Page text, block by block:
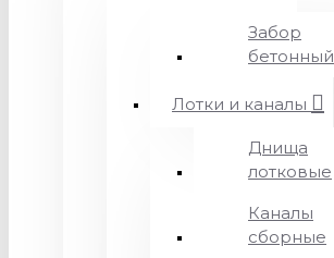
Забор
бетонный
Лотки и каналы
Днища
лотковые
Каналы
сборные